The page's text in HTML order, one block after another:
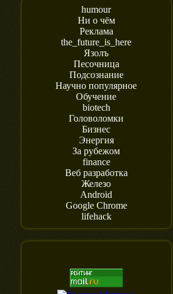
humour
Ни о чём
Реклама
the_future_is_here
Язолъ
Песочница
Подсознание
Научно популярное
Обучение
biotech
Головоломки
Бизнес
Энергия
За рубежом
finance
Веб разработка
Железо
Android
Google Chrome
lifehack